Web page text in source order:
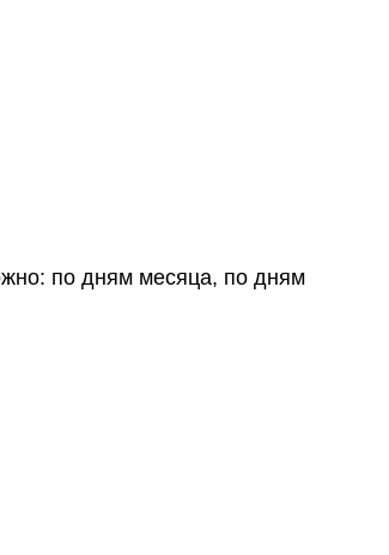
по дням месяца, по дням